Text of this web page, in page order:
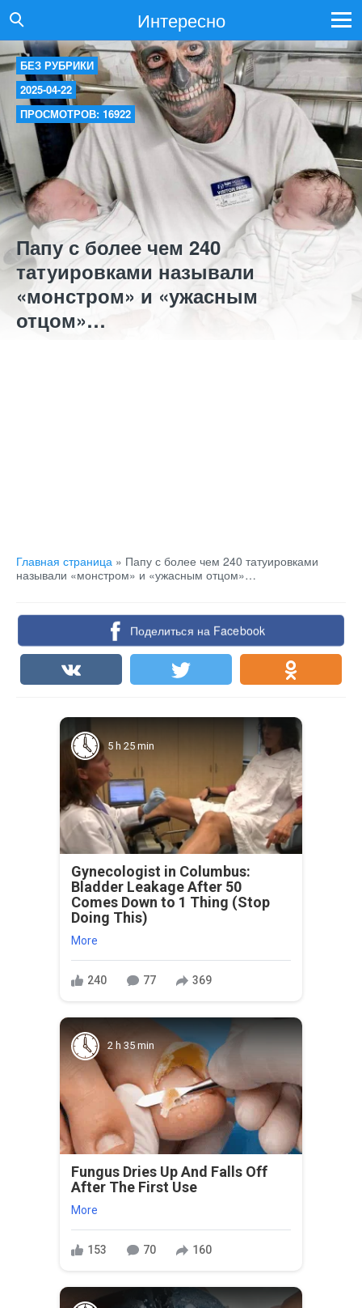
Интересно
БЕЗ РУБРИКИ
2025-04-22
ПРОСМОТРОВ: 16922
Папу с более чем 240
татуировками называли
«монстром» и «ужасным
отцом»…
Главная страница » Папу с более чем 240 татуировками
называли «монстром» и «ужасным отцом»…
Поделиться на Facebook
5 h 25 min
Gynecologist in Columbus:
Bladder Leakage After 50
Comes Down to 1 Thing (Stop
Doing This)
More
240 77 369
2 h 35 min
Fungus Dries Up And Falls Off
After The First Use
More
153 70 160